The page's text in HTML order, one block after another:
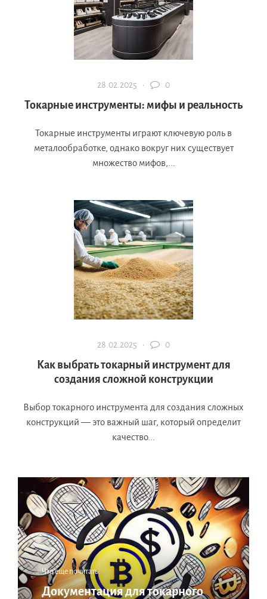
28.02.2025 · 0
Токарные инструменты: мифы и реальность
Токарные инструменты играют ключевую роль в
металообработке, однако вокруг них существует
множество мифов,...
28.02.2025 · 0
Как выбрать токарный инструмент для
создания сложной конструкции
Выбор токарного инструмента для создания сложных
конструкций — это важный шаг, который определит
качество...
Что еще почитать:
Документация для токарного